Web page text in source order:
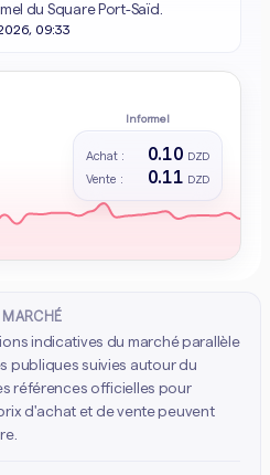
du Square Port-Saïd.
09:33
Informel
Achat : 0.10 DZD
Vente : 0.11 DZD
indicatives du marché parallèle
publiques suivies autour du
références officielles pour
d'achat et de vente peuvent